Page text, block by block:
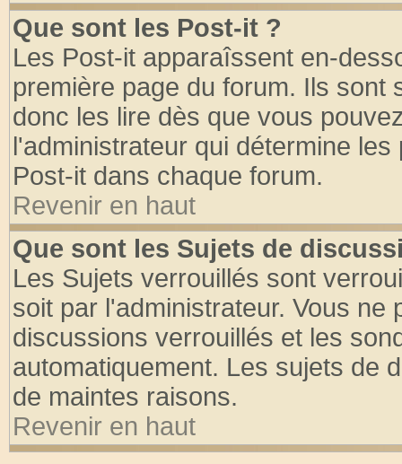
Que sont les Post-it ?
Les Post-it apparaîssent en-
première page du forum. Ils
donc les lire dès que vous
l'administrateur qui détermine
Post-it dans chaque forum.
Revenir en haut
Que sont les Sujets de
Les Sujets verrouillés sont
soit par l'administrateur. Vous
discussions verrouillés et les
automatiquement. Les sujets de
de maintes raisons.
Revenir en haut